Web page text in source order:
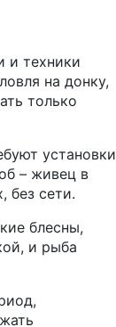
и техники
на донку,
только
установки
– живец в
без сети.
блесны,
и рыба